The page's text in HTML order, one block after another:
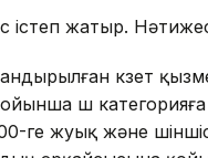
жатыр.
күзет
үш категорияға
ге жуық және